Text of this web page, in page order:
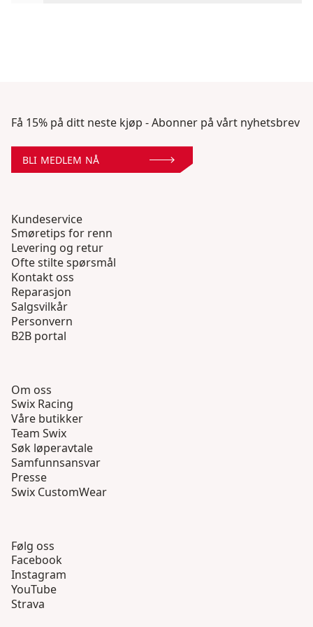
Få 15% på ditt neste kjøp - Abonner på vårt nyhetsbrev
BLI MEDLEM NÅ
Kundeservice
Smøretips for renn
Levering og retur
Ofte stilte spørsmål
Kontakt oss
Reparasjon
Salgsvilkår
Personvern
B2B portal
Om oss
Swix Racing
Våre butikker
Team Swix
Søk løperavtale
Samfunnsansvar
Presse
Swix CustomWear
Følg oss
Facebook
Instagram
YouTube
Strava